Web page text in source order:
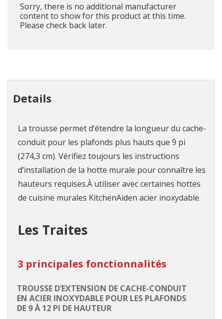
Sorry, there is no additional manufacturer
content to show for this product at this time.
Please check back later.
Details
La trousse permet d’étendre la longueur du cache-
conduit pour les plafonds plus hauts que 9 pi
(274,3 cm). Vérifiez toujours les instructions
d’installation de la hotte murale pour connaître les
hauteurs requises.À utiliser avec certaines hottes
de cuisine murales KitchenAiden acier inoxydable.
Les Traites
3 principales fonctionnalités
TROUSSE D’EXTENSION DE CACHE-CONDUIT
EN ACIER INOXYDABLE POUR LES PLAFONDS
DE 9 À 12 PI DE HAUTEUR